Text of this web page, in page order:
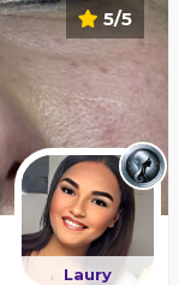
5/5
Laury